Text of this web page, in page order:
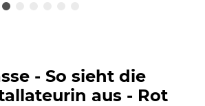
- So sieht die
aus - Rot